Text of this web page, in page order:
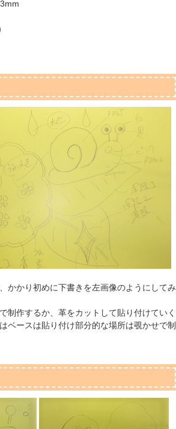
かかり初めに下書きを左画像のようにしてみ
制作するか、革をカットして貼り付けていく
ベースは貼り付け部分的な場所は覗かせで制